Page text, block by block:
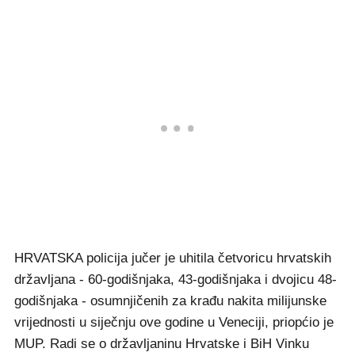
HRVATSKA policija jučer je uhitila četvoricu hrvatskih
državljana - 60-godišnjaka, 43-godišnjaka i dvojicu 48-
godišnjaka - osumnjičenih za krađu nakita milijunske
vrijednosti u siječnju ove godine u Veneciji, priopćio je
MUP. Radi se o državljaninu Hrvatske i BiH Vinku